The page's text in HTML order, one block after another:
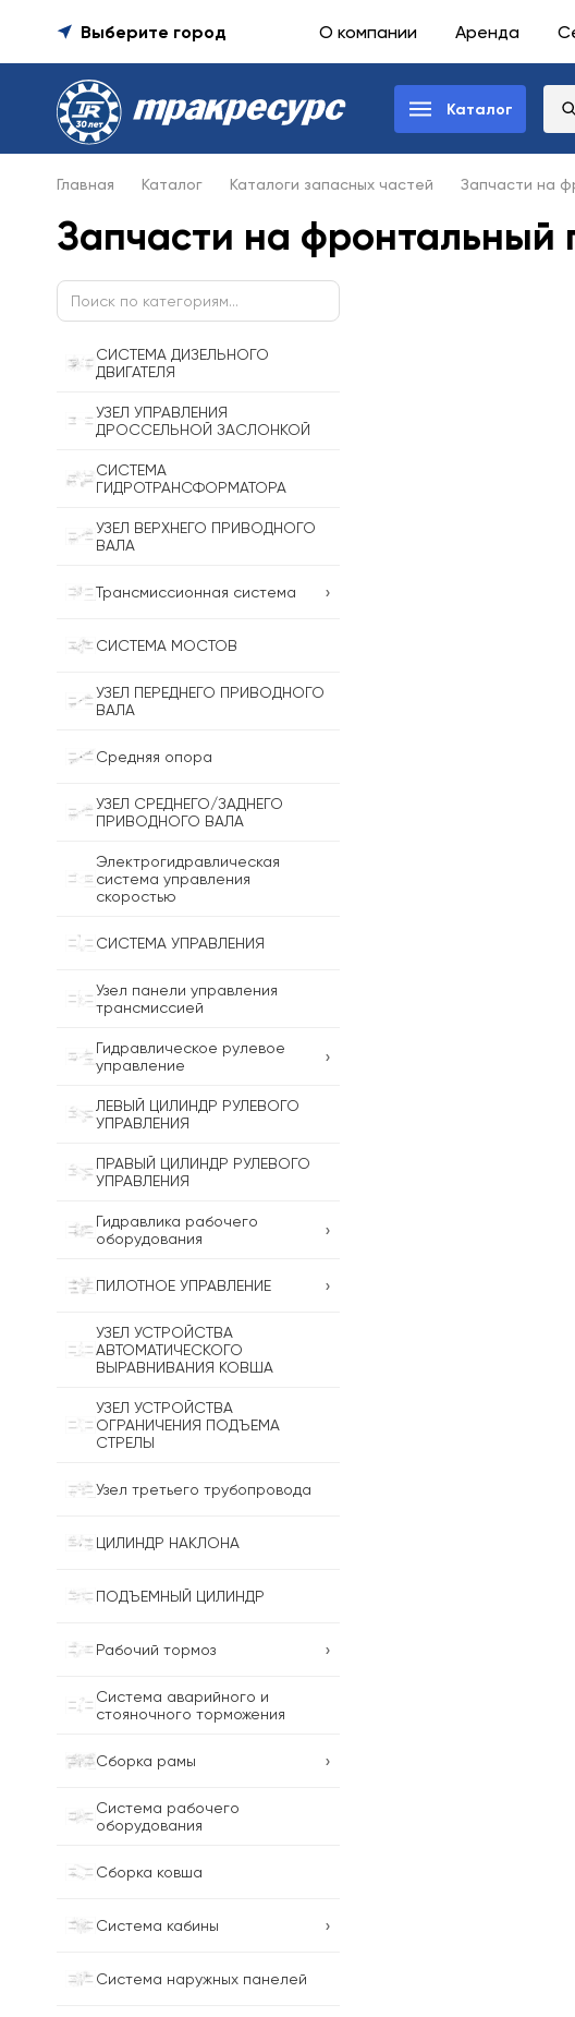
Выберите город О компании Аренда
Каталог
Главная Каталог Каталоги запасных частей Запчасти на
Запчасти на фронтальный
СИСТЕМА ДИЗЕЛЬНОГО
ДВИГАТЕЛЯ
УЗЕЛ УПРАВЛЕНИЯ
ДРОССЕЛЬНОЙ ЗАСЛОНКОЙ
СИСТЕМА
ГИДРОТРАНСФОРМАТОРА
УЗЕЛ ВЕРХНЕГО ПРИВОДНОГО
ВАЛА
Трансмиссионная система ›
СИСТЕМА МОСТОВ
УЗЕЛ ПЕРЕДНЕГО ПРИВОДНОГО
ВАЛА
Средняя опора
УЗЕЛ СРЕДНЕГО/ЗАДНЕГО
ПРИВОДНОГО ВАЛА
Электрогидравлическая
система управления
скоростью
СИСТЕМА УПРАВЛЕНИЯ
Узел панели управления
трансмиссией
Гидравлическое рулевое
управление
›
ЛЕВЫЙ ЦИЛИНДР РУЛЕВОГО
УПРАВЛЕНИЯ
ПРАВЫЙ ЦИЛИНДР РУЛЕВОГО
УПРАВЛЕНИЯ
Гидравлика рабочего
оборудования
›
ПИЛОТНОЕ УПРАВЛЕНИЕ ›
УЗЕЛ УСТРОЙСТВА
АВТОМАТИЧЕСКОГО
ВЫРАВНИВАНИЯ КОВША
УЗЕЛ УСТРОЙСТВА
ОГРАНИЧЕНИЯ ПОДЪЕМА
СТРЕЛЫ
Узел третьего трубопровода
ЦИЛИНДР НАКЛОНА
ПОДЪЕМНЫЙ ЦИЛИНДР
Рабочий тормоз ›
Система аварийного и
стояночного торможения
Сборка рамы ›
Система рабочего
оборудования
Сборка ковша
Система кабины ›
Система наружных панелей